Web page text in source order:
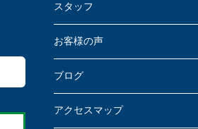
スタッフ
お客様の声
ブログ
アクセスマップ